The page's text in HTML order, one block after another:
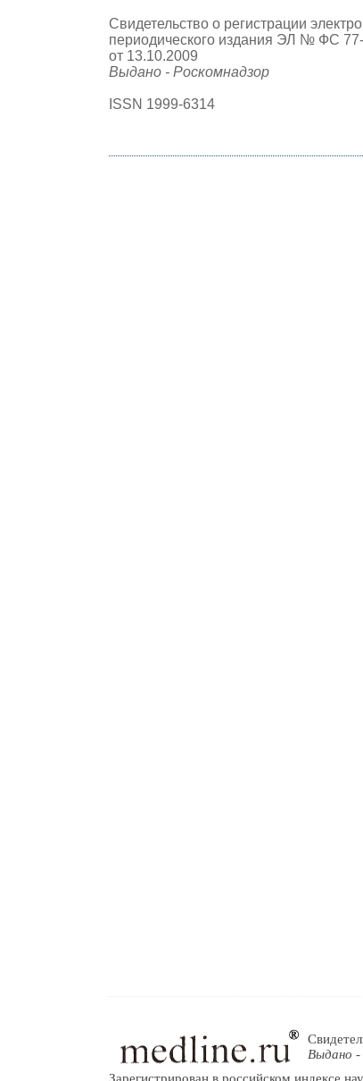
Свидетельство о регистрации
периодического издания ЭЛ № ФС
от 13.10.2009
Выдано - Роскомнадзор
ISSN 1999-6314
Выдано -